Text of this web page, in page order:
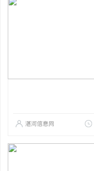
湛河信息网